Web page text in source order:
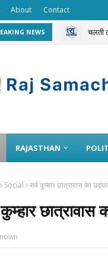
About Contact
NEWS चलती
RAJASTHAN
Social सर्व कुम्हार छात्रावास का